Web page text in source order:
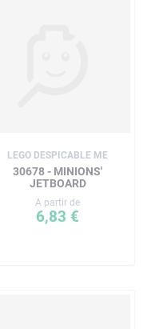
LEGO DESPICABLE ME
30678 - MINIONS'
JETBOARD
A partir de
6,83 €